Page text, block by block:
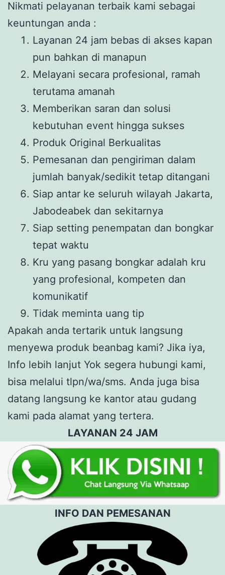
Nikmati pelayanan terbaik kami sebagai
keuntungan anda :
Layanan 24 jam bebas di akses kapan
pun bahkan di manapun
Melayani secara profesional, ramah
terutama amanah
Memberikan saran dan solusi
kebutuhan event hingga sukses
Produk Original Berkualitas
Pemesanan dan pengiriman dalam
jumlah banyak/sedikit tetap ditangani
Siap antar ke seluruh wilayah Jakarta,
Jabodeabek dan sekitarnya
Siap setting penempatan dan bongkar
tepat waktu
Kru yang pasang bongkar adalah kru
yang profesional, kompeten dan
komunikatif
Tidak meminta uang tip
Apakah anda tertarik untuk langsung
menyewa produk beanbag kami? Jika iya,
Info lebih lanjut Yok segera hubungi kami,
bisa melalui tlpn/wa/sms. Anda juga bisa
datang langsung ke kantor atau gudang
kami pada alamat yang tertera.
LAYANAN 24 JAM
INFO DAN PEMESANAN